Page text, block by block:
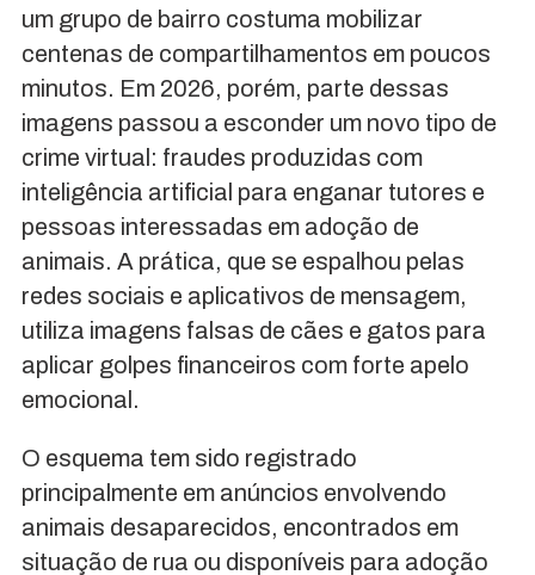
um grupo de bairro costuma mobilizar
centenas de compartilhamentos em poucos
minutos. Em 2026, porém, parte dessas
imagens passou a esconder um novo tipo de
crime virtual: fraudes produzidas com
inteligência artificial para enganar tutores e
pessoas interessadas em adoção de
animais. A prática, que se espalhou pelas
redes sociais e aplicativos de mensagem,
utiliza imagens falsas de cães e gatos para
aplicar golpes financeiros com forte apelo
emocional.
O esquema tem sido registrado
principalmente em anúncios envolvendo
animais desaparecidos, encontrados em
situação de rua ou disponíveis para adoção